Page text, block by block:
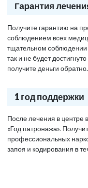
Гарантия
Получите гарантию на
соблюдением всех
тщательном
так и не будет
получите деньги обратно.
1 год поддержки
После лечения в центре
«Год патронажа».
профессиональных
запоя и кодирования в